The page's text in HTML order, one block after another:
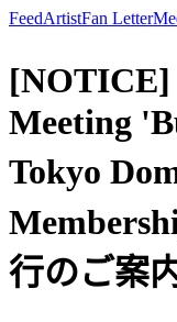
FeedArtistFan Letter
[NOTICE]
Meeting
Tokyo
行のご案